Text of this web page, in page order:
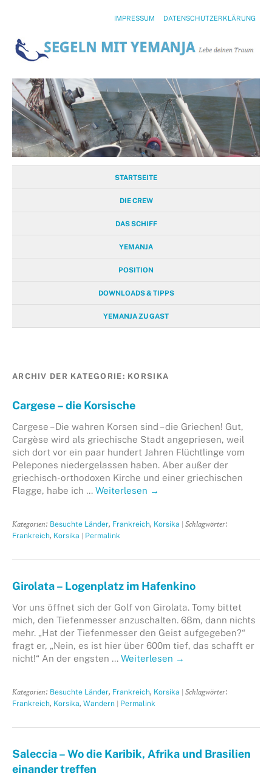
IMPRESSUM DATENSCHUTZERKLÄRUNG
STARTSEITE
DIE CREW
DAS SCHIFF
YEMANJA
POSITION
DOWNLOADS & TIPPS
YEMANJA ZU GAST
ARCHIV DER KATEGORIE: KORSIKA
Cargese – die Korsische
Cargese – Die wahren Korsen sind – die Griechen! Gut,
Cargèse wird als griechische Stadt angepriesen, weil
sich dort vor ein paar hundert Jahren Flüchtlinge vom
Pelepones niedergelassen haben. Aber außer der
griechisch-orthodoxen Kirche und einer griechischen
Flagge, habe ich … Weiterlesen →
Kategorien: Besuchte Länder, Frankreich, Korsika | Schlagwörter:
Frankreich, Korsika | Permalink
Girolata – Logenplatz im Hafenkino
Vor uns öffnet sich der Golf von Girolata. Tomy bittet
mich, den Tiefenmesser anzuschalten. 68m, dann nichts
mehr. „Hat der Tiefenmesser den Geist aufgegeben?“
fragt er, „Nein, es ist hier über 600m tief, das schafft er
nicht!“ An der engsten … Weiterlesen →
Kategorien: Besuchte Länder, Frankreich, Korsika | Schlagwörter:
Frankreich, Korsika, Wandern | Permalink
Saleccia – Wo die Karibik, Afrika und Brasilien
einander treffen